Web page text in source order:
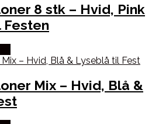
8 stk – Hvid, Pink
Festen
Mix – Hvid, Blå &